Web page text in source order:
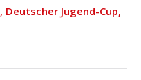
, Deutscher Jugend-Cup,